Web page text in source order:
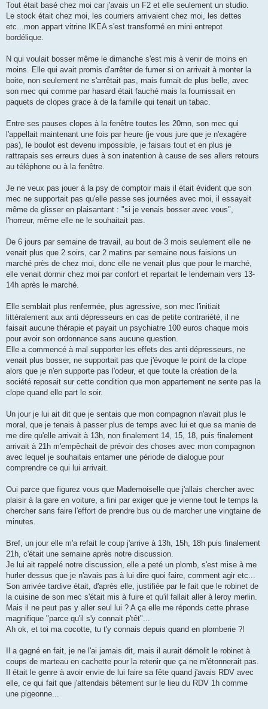
Tout était basé chez moi car j'avais un F2 et elle seulement un studio.
Le stock était chez moi, les courriers arrivaient chez moi, les dettes
etc...mon appart vitrine IKEA s'est transformé en mini entrepot
bordélique.
N qui voulait bosser même le dimanche s'est mis à venir de moins en
moins. Elle qui avait promis d'arrêter de fumer si on arrivait à monter la
boite, non seulement ne s'arrêtait pas, mais fumait de plus belle, avec
son mec qui comme par hasard était fauché mais la fournissait en
paquets de clopes grace à de la famille qui tenait un tabac.
Entre ses pauses clopes à la fenêtre toutes les 20mn, son mec qui
l'appellait maintenant une fois par heure (je vous jure que je n'exagère
pas), le boulot est devenu impossible, je faisais tout et en plus je
rattrapais ses erreurs dues à son inatention à cause de ses allers retours
au téléphone ou à la fenêtre.
Je ne veux pas jouer à la psy de comptoir mais il était évident que son
mec ne supportait pas qu'elle passe ses journées avec moi, il essayait
même de glisser en plaisantant : "si je venais bosser avec vous",
l'horreur, même elle ne le souhaitait pas.
De 6 jours par semaine de travail, au bout de 3 mois seulement elle ne
venait plus que 2 soirs, car 2 matins par semaine nous faisions un
marché près de chez moi, donc elle ne venait plus que pour le marché,
elle venait dormir chez moi par confort et repartait le lendemain vers 13-
14h après le marché.
Elle semblait plus renfermée, plus agressive, son mec l'initiait
littéralement aux anti dépresseurs en cas de petite contrariété, il ne
faisait aucune thérapie et payait un psychiatre 100 euros chaque mois
pour avoir son ordonnance sans aucune question.
Elle a commencé à mal supporter les effets des anti dépresseurs, ne
venait plus bosser, ne supportait pas que j'évoque le point de la clope
alors que je n'en supporte pas l'odeur, et que toute la création de la
société reposait sur cette condition que mon appartement ne sente pas la
clope quand elle part le soir.
Un jour je lui ait dit que je sentais que mon compagnon n'avait plus le
moral, que je tenais à passer plus de temps avec lui et que sa manie de
me dire qu'elle arrivait à 13h, non finalement 14, 15, 18, puis finalement
arrivait à 21h m'empêchait de prévoir des choses avec mon compagnon
avec lequel je souhaitais entamer une période de dialogue pour
comprendre ce qui lui arrivait.
Oui parce que figurez vous que Mademoiselle que j'allais chercher avec
plaisir à la gare en voiture, a fini par exiger que je vienne tout le temps la
chercher sans faire l'effort de prendre bus ou de marcher une vingtaine de
minutes.
Bref, un jour elle m'a refait le coup j'arrive à 13h, 15h, 18h puis finalement
21h, c'était une semaine après notre discussion.
Je lui ait rappelé notre discussion, elle a peté un plomb, s'est mise à me
hurler dessus que je n'avais pas à lui dire quoi faire, comment agir etc...
Son arrivée tardive était, d'après elle, justifiée par le fait que le robinet de
la cuisine de son mec s'était mis à fuire et qu'il fallait aller à leroy merlin.
Mais il ne peut pas y aller seul lui ? A ça elle me réponds cette phrase
magnifique "parce qu'il s'y connait p'têt"...
Ah ok, et toi ma cocotte, tu t'y connais depuis quand en plomberie ?!
Il a gagné en fait, je ne l'ai jamais dit, mais il aurait démolit le robinet à
coups de marteau en cachette pour la retenir que ça ne m'étonnerait pas.
Il était le genre à avoir envie de lui faire sa fête quand j'avais RDV avec
elle, ce qui fait que j'attendais bêtement sur le lieu du RDV 1h comme
une pigeonne...